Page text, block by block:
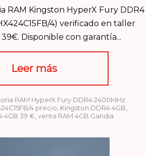
RAM Kingston HyperX Fury DDR4
4) verificado en taller
39€. Disponible con garantía...
Leer más
RAM HyperX Fury DDR4 2400MHz
4 precio, Kingston DDR4 4GB,
4GB 39 €,venta RAM 4GB Gandia